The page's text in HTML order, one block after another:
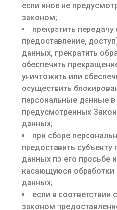
если иное не
законом;
прекратить передачу
предоставление,
данных, прекратить
обеспечить
уничтожить или
осуществить
персональные данные в
предусмотренных
данных;
при сборе
предоставить субъекту
данных по его просьбе
касающуюся обработки
данных;
если в
законом